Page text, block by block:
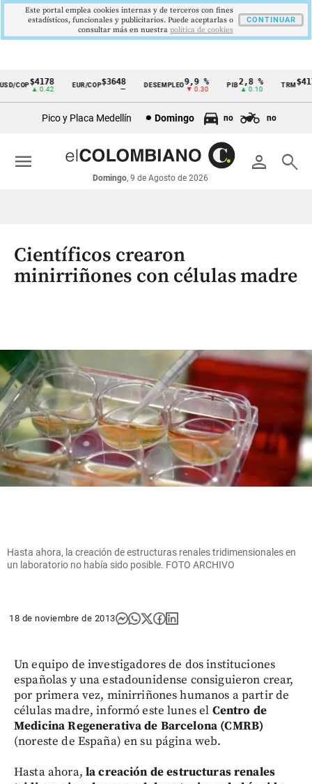
Cintillo
económicos
Colombia
COP$4178
▲ 0.42
EUR/COP$3648 DESEMPLEO 9,9 %
▼ 0.30
PIB2,8 %
▲ 0.10
TRM
Pico y Placa Medellín Domingo no no
person search
Domingo, 9 de Agosto de 2026
menu
Científicos crearon
minirriñones con células madre
Hasta ahora, la creación de estructuras renales tridimensionales en
un laboratorio no había sido posible. FOTO ARCHIVO
18 de noviembre de 2013
Un equipo de investigadores de dos instituciones
españolas y una estadounidense consiguieron crear,
por primera vez, minirriñones humanos a partir de
células madre, informó este lunes el Centro de
Medicina Regenerativa de Barcelona (CMRB)
(noreste de España) en su página web.
Hasta ahora, la creación de estructuras renales
Este portal emplea cookies internas y de terceros con fines
estadísticos, funcionales y publicitarios. Puede aceptarlas o
consultar más en nuestra politica de cookies
CONTINUAR